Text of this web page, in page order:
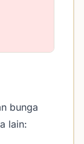
bunga
lain: